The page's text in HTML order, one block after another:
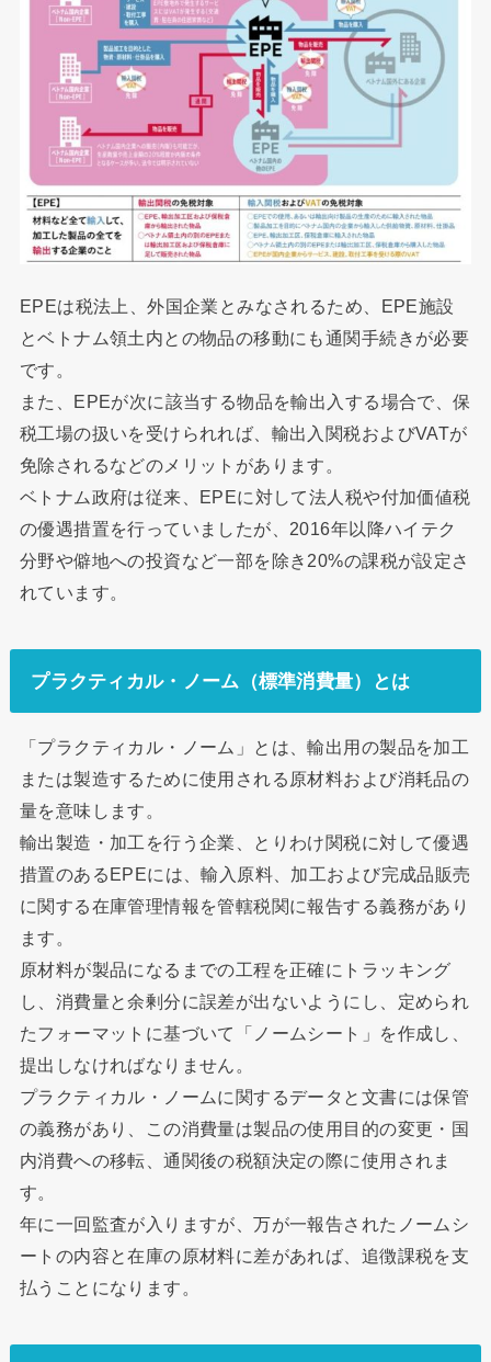
EPEは税法上、外国企業とみなされるため、EPE施設
とベトナム領土内との物品の移動にも通関手続きが必要
です。
また、EPEが次に該当する物品を輸出入する場合で、保
税工場の扱いを受けられれば、輸出入関税およびVATが
免除されるなどのメリットがあります。
ベトナム政府は従来、EPEに対して法人税や付加価値税
の優遇措置を行っていましたが、2016年以降ハイテク
分野や僻地への投資など一部を除き20%の課税が設定さ
れています。
プラクティカル・ノーム（標準消費量）とは
「プラクティカル・ノーム」とは、輸出用の製品を加工
または製造するために使用される原材料および消耗品の
量を意味します。
輸出製造・加工を行う企業、とりわけ関税に対して優遇
措置のあるEPEには、輸入原料、加工および完成品販売
に関する在庫管理情報を管轄税関に報告する義務があり
ます。
原材料が製品になるまでの工程を正確にトラッキング
し、消費量と余剰分に誤差が出ないようにし、定められ
たフォーマットに基づいて「ノームシート」を作成し、
提出しなければなりません。
プラクティカル・ノームに関するデータと文書には保管
の義務があり、この消費量は製品の使用目的の変更・国
内消費への移転、通関後の税額決定の際に使用されま
す。
年に一回監査が入りますが、万が一報告されたノームシ
ートの内容と在庫の原材料に差があれば、追徴課税を支
払うことになります。